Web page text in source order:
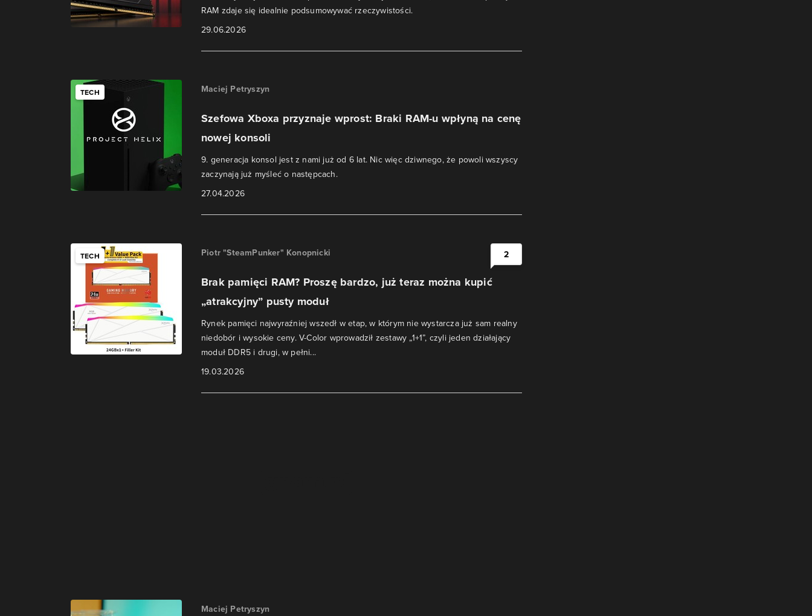
RAM zdaje się idealnie podsumowywać rzeczywistości.
29.06.2026
TECH Maciej Petryszyn
Szefowa Xboxa przyznaje wprost: Braki RAM-u wpłyną na cenę
nowej konsoli
9. generacja konsol jest z nami już od 6 lat. Nic więc dziwnego, że powoli wszyscy
zaczynają już myśleć o następcach.
27.04.2026
TECH Piotr "SteamPunker" Konopnicki
Brak pamięci RAM? Proszę bardzo, już teraz można kupić
„atrakcyjny” pusty moduł
Rynek pamięci najwyraźniej wszedł w etap, w którym nie wystarcza już sam realny
niedobór i wysokie ceny. V-Color wprowadził zestawy „1+1”, czyli jeden działający
moduł DDR5 i drugi, w pełni...
19.03.2026
2
Maciej Petryszyn